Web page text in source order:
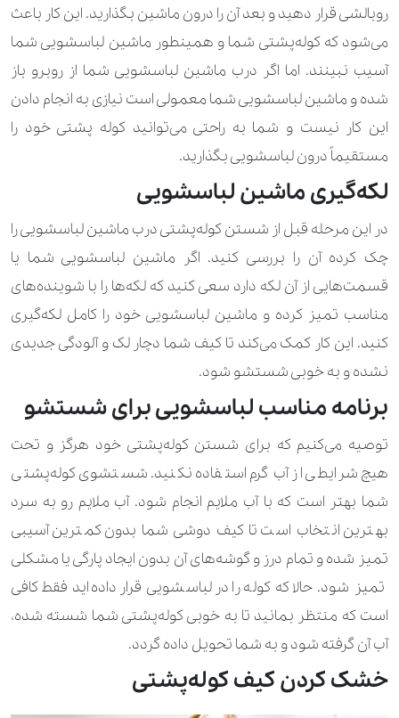
روبالشی قرار دهید و بعد آن را درون ماشین بگذارید. این کار باعث
می‌شود که کوله‌پشتی شما و همینطور ماشین لباسشویی شما
آسیب نبینند. اما اگر درب ماشین لباسشویی شما از روبرو باز
شده و ماشین لباسشویی شما معمولی است نیازی به انجام دادن
این کار نیست و شما به راحتی می‌توانید کوله پشتی خود را
مستقیماً درون لباسشویی بگذارید.
لکه‌گیری ماشین لباسشویی
در این مرحله قبل از شستن کوله‌پشتی درب ماشین لباسشویی را
چک کرده آن را بررسی کنید. اگر ماشین لباسشویی شما یا
قسمت‌هایی از آن لکه دارد سعی کنید که لکه‌ها را با شوینده‌های
مناسب تمیز کرده و ماشین لباسشویی خود را کامل لکه‌گیری
کنید. این کار کمک می‌کند تا کیف شما دچار لک و آلودگی جدیدی
نشده و به خوبی شستشو شود.
برنامه مناسب لباسشویی برای شستشو
توصیه می‌کنیم که برای شستن کوله‌پشتی خود هرگز و تحت
هیچ شرایطی از آب گرم استفاده نکنید. شستشوی کوله‌پشتی
شما بهتر است که با آب ملایم انجام شود. آب ملایم رو به سرد
بهترین انتخاب است تا کیف دوشی شما بدون کمترین آسیبی
تمیز شده و تمام درز و گوشه‌های آن بدون ایجاد پارگی یا مشکلی
تمیز شود. حالا که کوله را در لباسشویی قرار داده‌اید فقط کافی
است که منتظر بمانید تا به خوبی کوله‌پشتی شما شسته شده،
آب آن گرفته شود و به شما تحویل داده گردد.
خشک کردن کیف کوله‌پشتی